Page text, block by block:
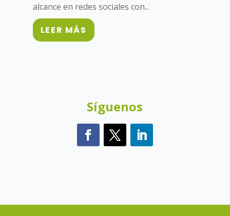
alcance en redes sociales con...
LEER MÁS
Síguenos